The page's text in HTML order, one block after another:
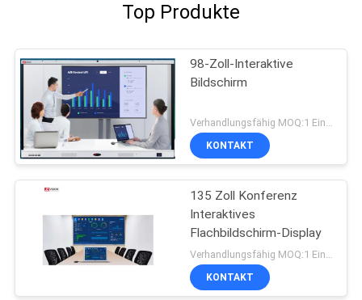
Top Produkte
98-Zoll-Interaktive
Bildschirm
Verhandlungsfähig MOQ:1 Einheit
KONTAKT
135 Zoll Konferenz
Interaktives
Flachbildschirm-Display
Verhandlungsfähig MOQ:1 Einheit
KONTAKT